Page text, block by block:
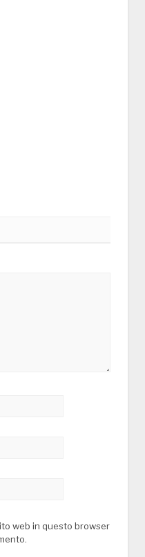
web in questo browser